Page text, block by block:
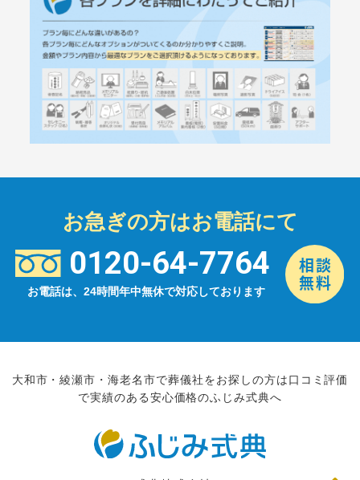
お急ぎの方はお電話にて
0120-64-7764
お電話は、24時間年中無休で対応しております
大和市・綾瀬市・海老名市で葬儀社をお探しの方は口コミ評価
で実績のある安心価格のふじみ式典へ